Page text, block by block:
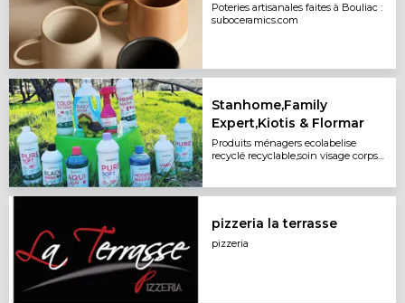
Poteries artisanales faites à Bouliac :
suboceramics.com
Stanhome,Family
Expert,Kiotis & Flormar
Produits ménagers ecolabelise
recyclé recyclable,soin visage corps
pizzeria la terrasse
pizzeria